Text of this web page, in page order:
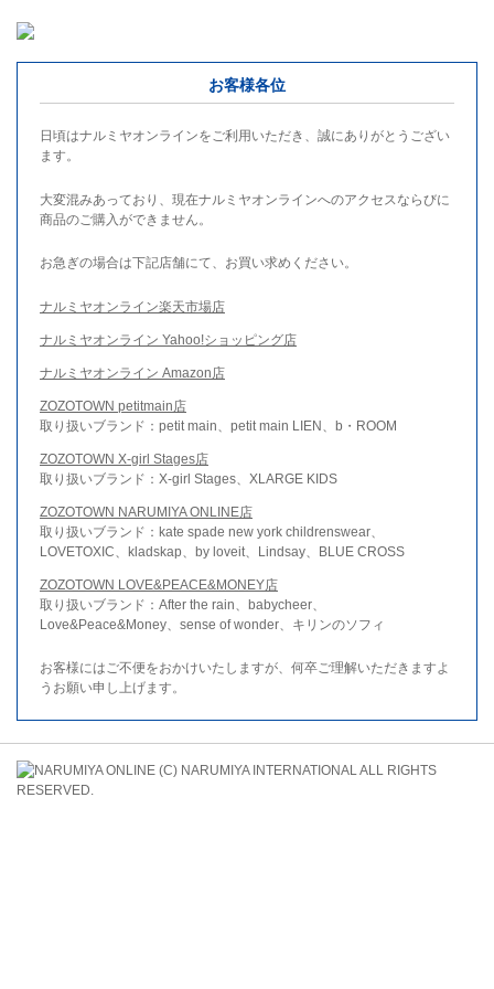
お客様各位
日頃はナルミヤオンラインをご利用いただき、誠にありがとうござい
ます。
大変混みあっており、現在ナルミヤオンラインへのアクセスならびに
商品のご購入ができません。
お急ぎの場合は下記店舗にて、お買い求めください。
ナルミヤオンライン楽天市場店
ナルミヤオンライン Yahoo!ショッピング店
ナルミヤオンライン Amazon店
ZOZOTOWN petitmain店
取り扱いブランド：petit main、petit main LIEN、b・ROOM
ZOZOTOWN X-girl Stages店
取り扱いブランド：X-girl Stages、XLARGE KIDS
ZOZOTOWN NARUMIYA ONLINE店
取り扱いブランド：kate spade new york childrenswear、
LOVETOXIC、kladskap、by loveit、Lindsay、BLUE CROSS
ZOZOTOWN LOVE&PEACE&MONEY店
取り扱いブランド：After the rain、babycheer、
Love&Peace&Money、sense of wonder、キリンのソフィ
お客様にはご不便をおかけいたしますが、何卒ご理解いただきますよ
うお願い申し上げます。